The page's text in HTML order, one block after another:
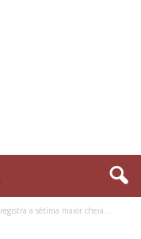
a sétima maior cheia...